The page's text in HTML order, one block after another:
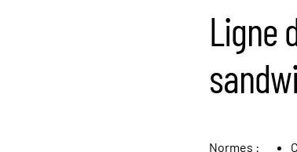
Ligne
Normes :